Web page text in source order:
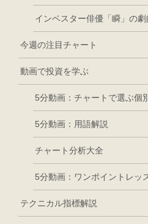
インベスター俳優「瞬」の
今週の注目チャート
動画で投資を学ぶ
5分動画：チャートで選ぶ個
5分動画：用語解説
チャート分析大全
5分動画：ワンポイントレッ
テクニカル指標解説